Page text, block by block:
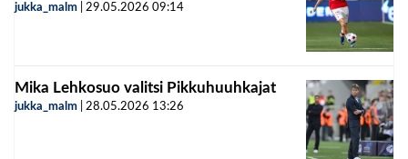
jukka_malm 29.05.2026 09:14
Mika Lehkosuo valitsi Pikkuhuuhkajat
jukka_malm 28.05.2026 13:26